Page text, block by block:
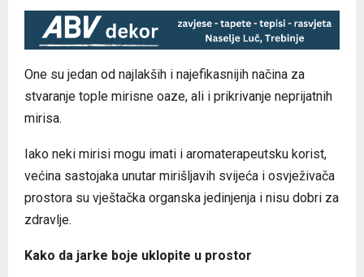
One su jedan od najlakših i najefikasnijih načina za
stvaranje tople mirisne oaze, ali i prikrivanje neprijatnih
mirisa.
Iako neki mirisi mogu imati i aromaterapeutsku korist,
većina sastojaka unutar mirišljavih svijeća i osvježivača
prostora su vještačka organska jedinjenja i nisu dobri za
zdravlje.
Kako da jarke boje uklopite u prostor